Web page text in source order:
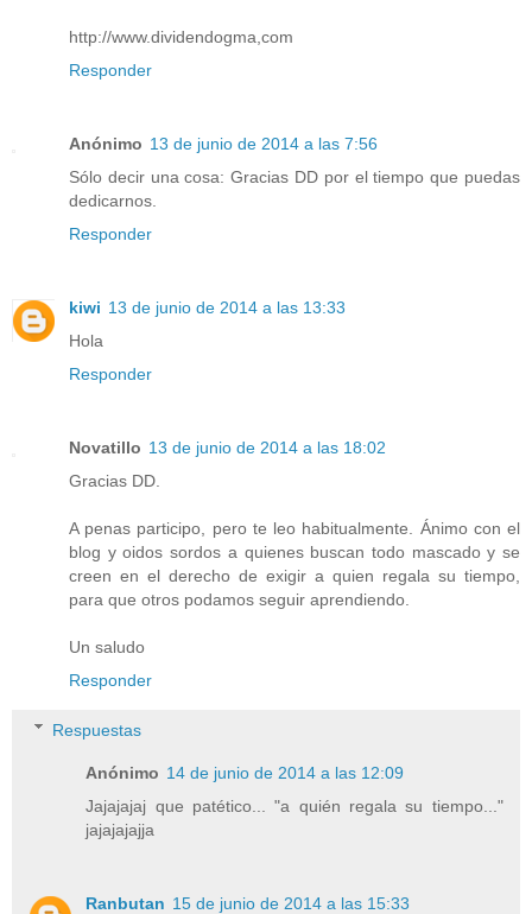
http://www.dividendogma,com
Responder
Anónimo 13 de junio de 2014 a las 7:56
Sólo decir una cosa: Gracias DD por el tiempo que puedas
dedicarnos.
Responder
kiwi 13 de junio de 2014 a las 13:33
Hola
Responder
Novatillo 13 de junio de 2014 a las 18:02
Gracias DD.
A penas participo, pero te leo habitualmente. Ánimo con el
blog y oidos sordos a quienes buscan todo mascado y se
creen en el derecho de exigir a quien regala su tiempo,
para que otros podamos seguir aprendiendo.
Un saludo
Responder
Respuestas
Anónimo 14 de junio de 2014 a las 12:09
Jajajajaj que patético... "a quién regala su tiempo..."
jajajajajja
Ranbutan 15 de junio de 2014 a las 15:33